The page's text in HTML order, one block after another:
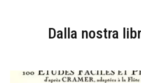
Dalla nostra